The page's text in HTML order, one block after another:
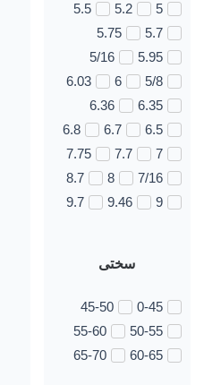
5
5.2
5.5
5.7
5.75
5.95
5/16
5/8
6
6.03
6.35
6.36
6.5
6.7
6.8
7
7.7
7.75
7/16
8
8.7
9
9.46
9.7
سختی
0-45
45-50
50-55
55-60
60-65
65-70